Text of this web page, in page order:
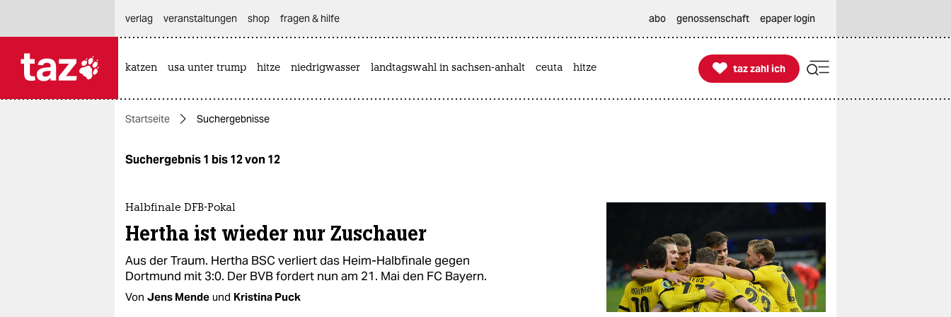
themen
politik
gesellschaft
kultur
verlag
veranstaltungen shop fragen & hilfe abo genossenschaft epaper login
katzen usa unter trump hitze niedrigwasser landtagswahl in sachsen-anhalt ceuta hitze 
taz zahl ich
taz zahl ich
Startseite Suchergebnisse
Suchergebnis 1 bis 12 von 12
Halbfinale DFB-Pokal
Hertha ist wieder nur Zuschauer
Aus der Traum. Hertha BSC verliert das Heim-Halbfinale gegen
Dortmund mit 3:0. Der BVB fordert nun am 21. Mai den FC Bayern.
Von Jens Mende und Kristina Puck